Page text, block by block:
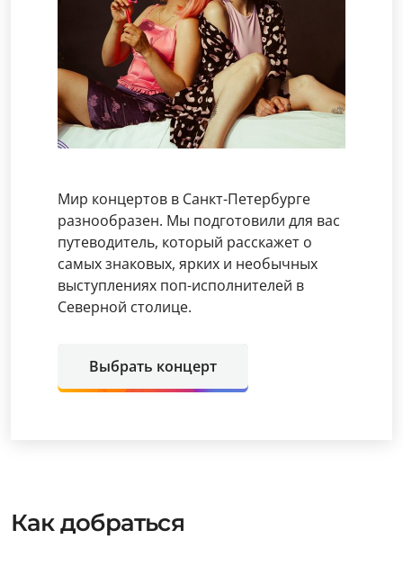
Мир концертов в Санкт-Петербурге
разнообразен. Мы подготовили для вас
путеводитель, который расскажет о
самых знаковых, ярких и необычных
выступлениях поп-исполнителей в
Северной столице.
Выбрать концерт
Как добраться